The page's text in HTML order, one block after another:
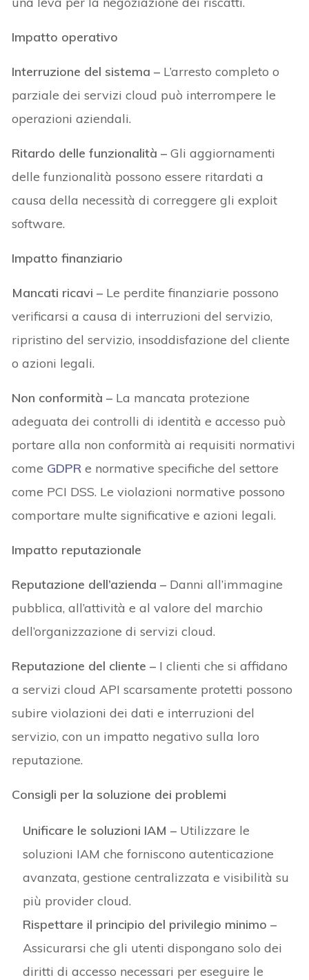
Impatto operativo
Interruzione del sistema – L’arresto completo o
parziale dei servizi cloud può interrompere le
operazioni aziendali.
Ritardo delle funzionalità – Gli aggiornamenti
delle funzionalità possono essere ritardati a
causa della necessità di correggere gli exploit
software.
Impatto finanziario
Mancati ricavi – Le perdite finanziarie possono
verificarsi a causa di interruzioni del servizio,
ripristino del servizio, insoddisfazione del cliente
o azioni legali.
Non conformità – La mancata protezione
adeguata dei controlli di identità e accesso può
portare alla non conformità ai requisiti normativi
come GDPR e normative specifiche del settore
come PCI DSS. Le violazioni normative possono
comportare multe significative e azioni legali.
Impatto reputazionale
Reputazione dell’azienda – Danni all’immagine
pubblica, all’attività e al valore del marchio
dell’organizzazione di servizi cloud.
Reputazione del cliente – I clienti che si affidano
a servizi cloud API scarsamente protetti possono
subire violazioni dei dati e interruzioni del
servizio, con un impatto negativo sulla loro
reputazione.
Consigli per la soluzione dei problemi
Unificare le soluzioni IAM – Utilizzare le
soluzioni IAM che forniscono autenticazione
avanzata, gestione centralizzata e visibilità su
più provider cloud.
Rispettare il principio del privilegio minimo –
Assicurarsi che gli utenti dispongano solo dei
diritti di accesso necessari per eseguire le